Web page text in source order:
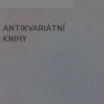
ANTIKVARIÁTNÍ
KNIHY